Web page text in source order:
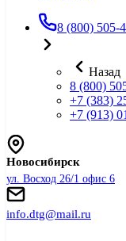
8 (800) 505-
Назад
8 (800)
+7 (383)
+7 (913)
Новосибирск
ул. Восход 26/1 офис 6
info.dtg@mail.ru